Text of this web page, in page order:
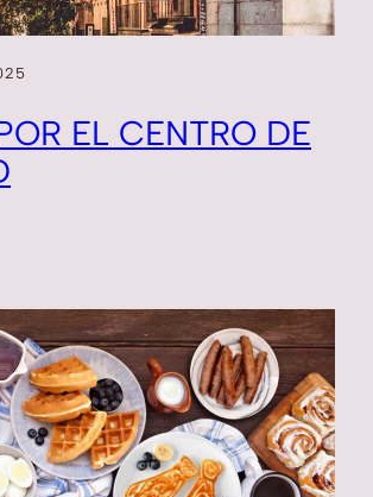
EL CENTRO DE